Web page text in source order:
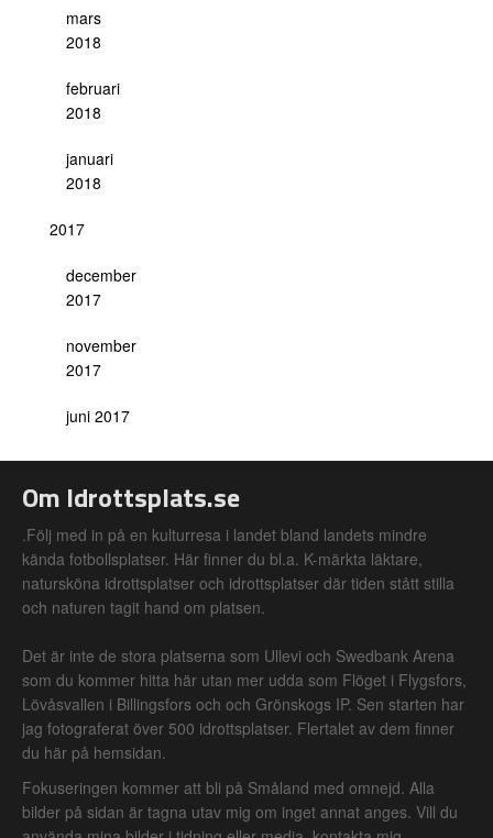
mars
2018
februari
2018
januari
2018
2017
december
2017
november
2017
juni 2017
Om Idrottsplats.se
.Följ med in på en kulturresa i landet bland landets mindre
kända fotbollsplatser. Här finner du bl.a. K-märkta läktare,
natursköna idrottsplatser och idrottsplatser där tiden stått stilla
och naturen tagit hand om platsen.
Det är inte de stora platserna som Ullevi och Swedbank Arena
som du kommer hitta här utan mer udda som Flöget i Flygsfors,
Lövåsvallen i Billingsfors och och Grönskogs IP. Sen starten har
jag fotograferat över 500 idrottsplatser. Flertalet av dem finner
du här på hemsidan.
Fokuseringen kommer att bli på Småland med omnejd. Alla
bilder på sidan är tagna utav mig om inget annat anges. Vill du